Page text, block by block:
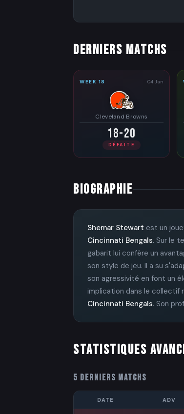
DERNIERS MATCHS
WEEK 18 04 Jan
Cleveland Browns
18-20
DÉFAITE
BIOGRAPHIE
Shemar Stewart est un
Cincinnati Bengals. Sur le
gabarit lui confère un
son style de jeu. Il a su
son agressivité en font un
implication dans le collectif
Cincinnati Bengals. Son
STATISTIQUES
5 DERNIERS MATCHS
DATE ADV